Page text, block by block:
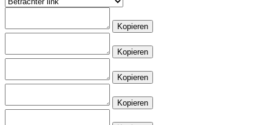
Kopieren
Kopieren
Kopieren
Kopieren